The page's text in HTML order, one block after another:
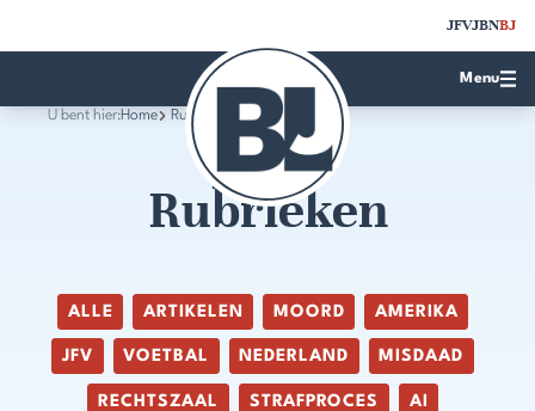
JFVJBNBJ
Menu
U bent hier:Home Rubrieken
Rubrieken
ALLE ARTIKELEN MOORD AMERIKA
JFV VOETBAL NEDERLAND MISDAAD
RECHTSZAAL STRAFPROCES AI